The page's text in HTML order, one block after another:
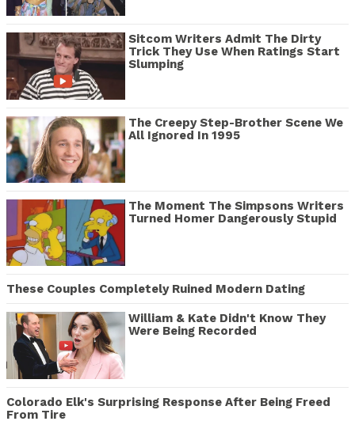
Sitcom Writers Admit The Dirty
Trick They Use When Ratings Start
Slumping
The Creepy Step-Brother Scene We
All Ignored In 1995
The Moment The Simpsons Writers
Turned Homer Dangerously Stupid
These Couples Completely Ruined Modern Dating
William & Kate Didn't Know They
Were Being Recorded
Colorado Elk's Surprising Response After Being Freed
From Tire